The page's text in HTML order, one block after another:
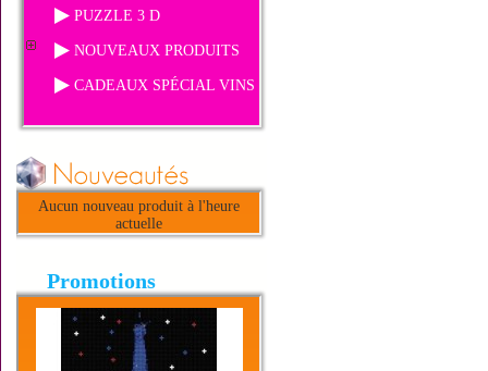
PUZZLE 3 D
NOUVEAUX PRODUITS
CADEAUX SPÉCIAL VINS
Aucun nouveau produit à l'heure
actuelle
Promotions